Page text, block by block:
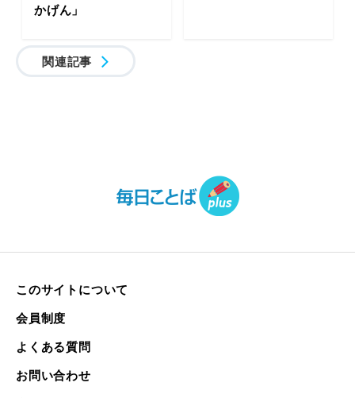
かげん」
関連記事
このサイトについて
会員制度
よくある質問
お問い合わせ